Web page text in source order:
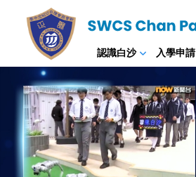
認識白沙 入學申請